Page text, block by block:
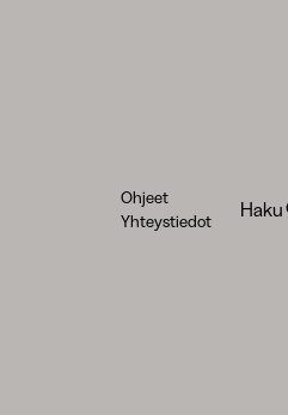
Ohjeet
Yhteystiedot
Haku